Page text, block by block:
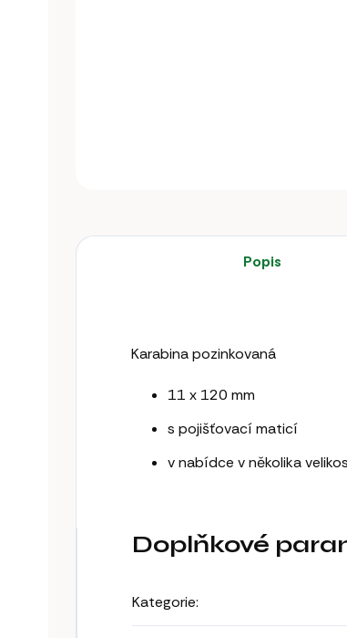
Popis
Karabina pozinkovaná
11 x 120 mm
s pojišťovací maticí
v nabídce v několika
Doplňkové
Kategorie: